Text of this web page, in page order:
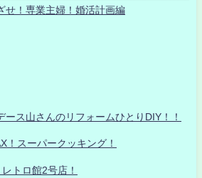
せ！専業主婦！婚活計画編
ース山さんのリフォームひとりDIY！！
！スーパークッキング！
トロ館2号店！